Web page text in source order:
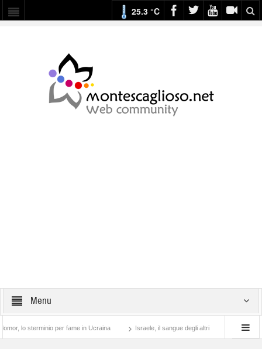
25.3 °C
Menu
sterminio per fame in Ucraina Israele, il sangue degli altri Lotta di classe…